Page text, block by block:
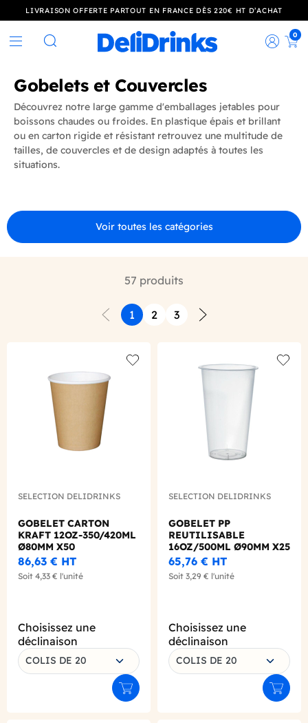
LIVRAISON OFFERTE PARTOUT EN FRANCE DÈS 220€ HT D’ACHAT
Rechercher
0
Gobelets et Couvercles
Découvrez notre large gamme d'emballages jetables pour
boissons chaudes ou froides. En plastique épais et brillant
ou en carton rigide et résistant retrouvez une multitude de
tailles, de couvercles et de design adaptés à toutes les
situations.
Voir toutes les catégories
Précédent
1 2
3
57 produits
Add to wishlist
SELECTION DELIDRINKS
GOBELET CARTON
KRAFT 12OZ-350/420ML
Ø80MM X50
86,63 € HT
Soit 4,33 € l'unité
Choisissez une
déclinaison
COLIS DE 20
Ajouter au panier
SELECTION DELIDRINKS
GOBELET PP
REUTILISABLE
16OZ/500ML Ø90MM X25
65,76 € HT
Soit 3,29 € l'unité
Choisissez une
déclinaison
COLIS DE 20